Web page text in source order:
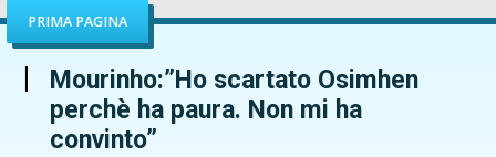
PRIMA PAGINA
Mourinho:”Ho scartato Osimhen
perchè ha paura. Non mi ha
convinto”